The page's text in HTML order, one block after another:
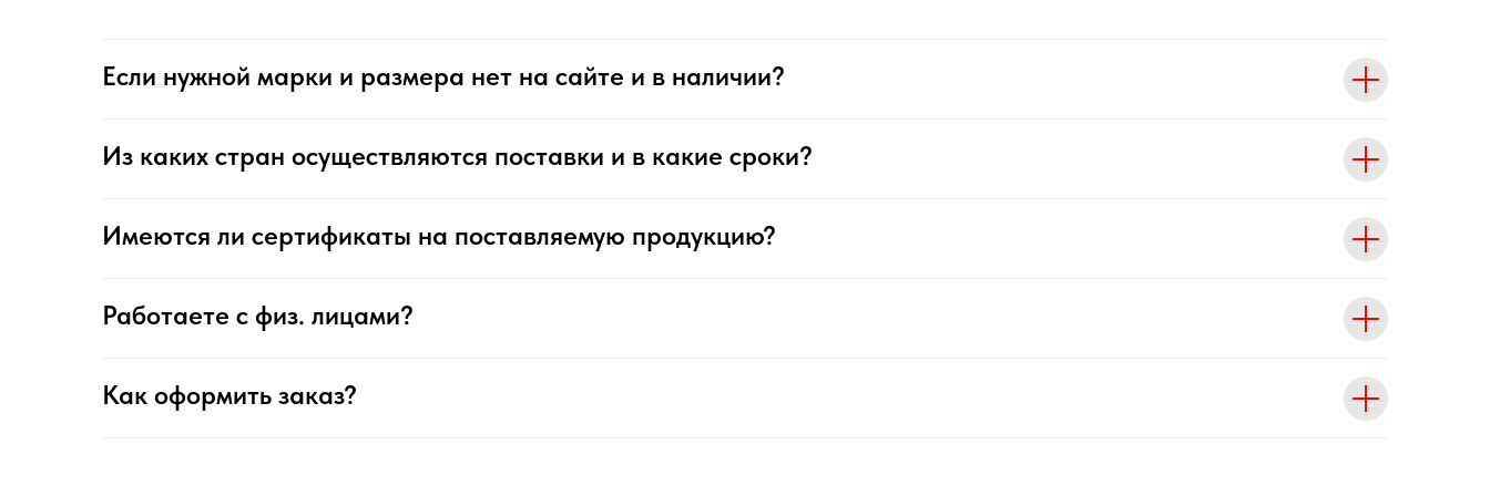
Если нужной марки и размера нет на сайте и в наличии?
Из каких стран осуществляются поставки и в какие сроки?
Имеются ли сертификаты на поставляемую продукцию?
Работаете с физ. лицами?
Как оформить заказ?